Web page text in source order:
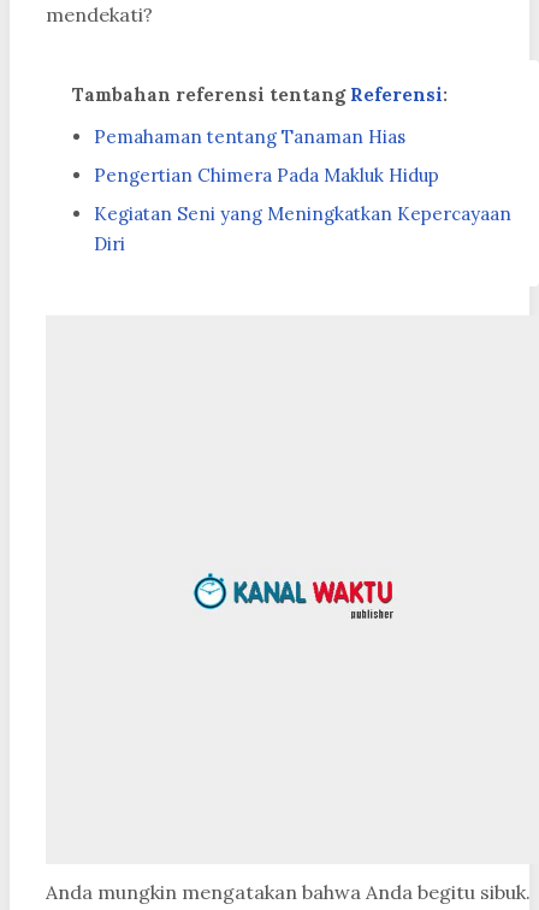
mendekati?
Tambahan referensi tentang Referensi:
Pemahaman tentang Tanaman Hias
Pengertian Chimera Pada Makluk Hidup
Kegiatan Seni yang Meningkatkan Kepercayaan
Diri
Anda mungkin mengatakan bahwa Anda begitu sibuk.